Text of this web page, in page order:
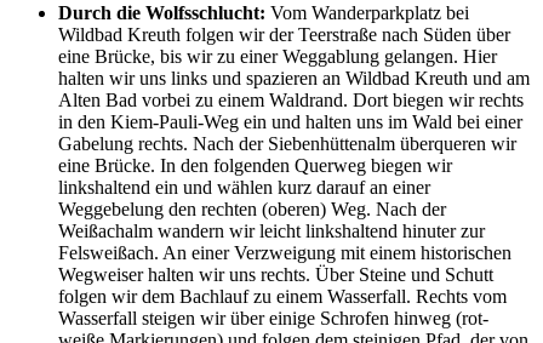
Durch die Wolfsschlucht: Vom Wanderparkplatz bei
Wildbad Kreuth folgen wir der Teerstraße nach Süden über
eine Brücke, bis wir zu einer Weggablung gelangen. Hier
halten wir uns links und spazieren an Wildbad Kreuth und am
Alten Bad vorbei zu einem Waldrand. Dort biegen wir rechts
in den Kiem-Pauli-Weg ein und halten uns im Wald bei einer
Gabelung rechts. Nach der Siebenhüttenalm überqueren wir
eine Brücke. In den folgenden Querweg biegen wir
linkshaltend ein und wählen kurz darauf an einer
Weggebelung den rechten (oberen) Weg. Nach der
Weißachalm wandern wir leicht linkshaltend hinuter zur
Felsweißach. An einer Verzweigung mit einem historischen
Wegweiser halten wir uns rechts. Über Steine und Schutt
folgen wir dem Bachlauf zu einem Wasserfall. Rechts vom
Wasserfall steigen wir über einige Schrofen hinweg (rot-